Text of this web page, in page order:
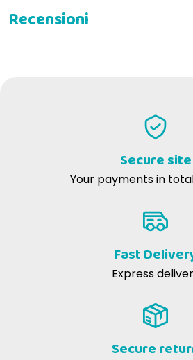
buongiorno sempre ottimi prodotti. grazie
volta in quanto quello acquistato in
Secure site
Your payments in
Fast
Express
Secure